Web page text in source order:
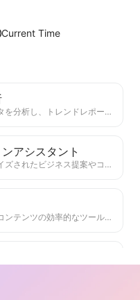
Current Time
現在のページのランキングデータを分析し、トレンドレポートを生成します。人気のカテゴリ、急成長している製品タイプ、新興技術を特定します。最新の製品トレンドと市場動向を理解するための即時市場インサイトを提供します。
アシスタント
ウェブページの情報をカスタマイズされたビジネス提案やコラボレーションメッセージに変換し、既成のテンプレートとフォローガイドを提供して、協力プロセスを簡素化します。
信頼性を検証するウェブページコンテンツの効率的なツール。重要な主張とデータを自動的に識別し、信頼できる外部ソースと照合します。重要な主張の信頼性を評価し、検証結果の説明と事実ソースへのリンクを提供します。情報リテラシーを高め、虚偽情報の拡散を防ぐのに役立ちます。